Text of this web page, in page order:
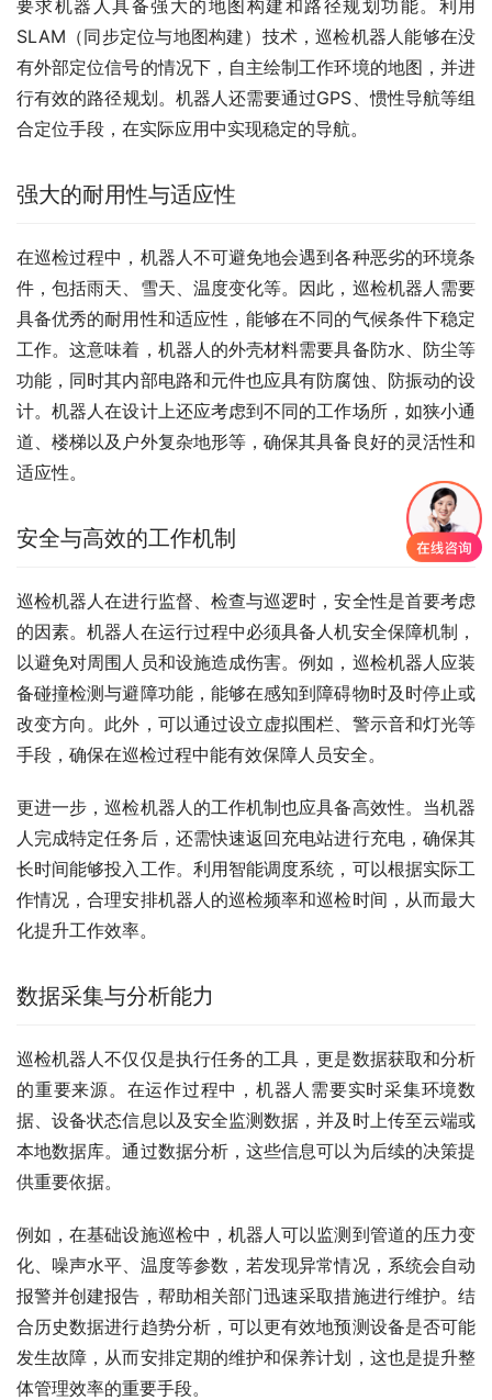
要求机器人具备强大的地图构建和路径规划功能。利用
SLAM（同步定位与地图构建）技术，巡检机器人能够在没
有外部定位信号的情况下，自主绘制工作环境的地图，并进
行有效的路径规划。机器人还需要通过GPS、惯性导航等组
合定位手段，在实际应用中实现稳定的导航。
强大的耐用性与适应性
在巡检过程中，机器人不可避免地会遇到各种恶劣的环境条
件，包括雨天、雪天、温度变化等。因此，巡检机器人需要
具备优秀的耐用性和适应性，能够在不同的气候条件下稳定
工作。这意味着，机器人的外壳材料需要具备防水、防尘等
功能，同时其内部电路和元件也应具有防腐蚀、防振动的设
计。机器人在设计上还应考虑到不同的工作场所，如狭小通
道、楼梯以及户外复杂地形等，确保其具备良好的灵活性和
适应性。
安全与高效的工作机制
巡检机器人在进行监督、检查与巡逻时，安全性是首要考虑
的因素。机器人在运行过程中必须具备人机安全保障机制，
以避免对周围人员和设施造成伤害。例如，巡检机器人应装
备碰撞检测与避障功能，能够在感知到障碍物时及时停止或
改变方向。此外，可以通过设立虚拟围栏、警示音和灯光等
手段，确保在巡检过程中能有效保障人员安全。
更进一步，巡检机器人的工作机制也应具备高效性。当机器
人完成特定任务后，还需快速返回充电站进行充电，确保其
长时间能够投入工作。利用智能调度系统，可以根据实际工
作情况，合理安排机器人的巡检频率和巡检时间，从而最大
化提升工作效率。
数据采集与分析能力
巡检机器人不仅仅是执行任务的工具，更是数据获取和分析
的重要来源。在运作过程中，机器人需要实时采集环境数
据、设备状态信息以及安全监测数据，并及时上传至云端或
本地数据库。通过数据分析，这些信息可以为后续的决策提
供重要依据。
例如，在基础设施巡检中，机器人可以监测到管道的压力变
化、噪声水平、温度等参数，若发现异常情况，系统会自动
报警并创建报告，帮助相关部门迅速采取措施进行维护。结
合历史数据进行趋势分析，可以更有效地预测设备是否可能
发生故障，从而安排定期的维护和保养计划，这也是提升整
体管理效率的重要手段。